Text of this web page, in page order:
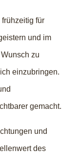
für
und im
zu
einzubringen.
gemacht.
und
des